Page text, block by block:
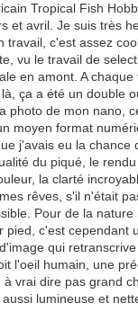
Tropical Fish
et avril. Je suis très
travail, c'est assez
vu le travail de
en amont. A
ça a été un double
photo de mon nano,
moyen format
j'avais eu la chance
du piqué, le
la clarté
rêves, s'il n'était
Pour de la
pied, c'est cependant
qui
l'oeil humain, une
vrai dire pas grand
lumineuse et